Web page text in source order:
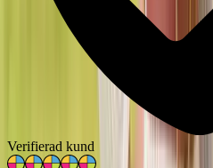
Verifierad kund